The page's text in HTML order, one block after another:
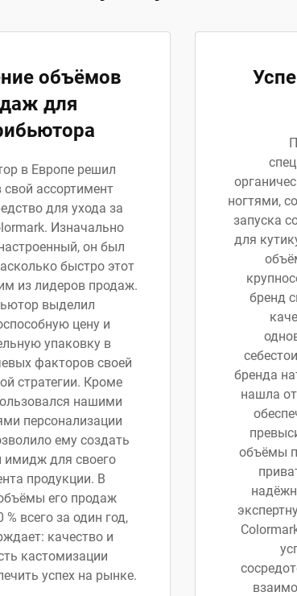
объёмов
для
в Европе решил
ассортимент
для ухода за
Изначально
он был
быстро этот
из лидеров продаж.
выделил
цену и
упаковку в
факторов своей
стратегии. Кроме
нашими
персонализации
ему создать
имидж для своего
продукции. В
его продаж
всего за один год,
качество и
кастомизации
успех на рынке.
ногтями,
запуска
для
бренд
бренда
нашла
объёмы